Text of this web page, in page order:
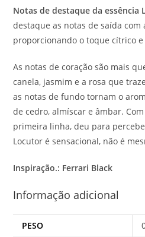
Notas de destaque da essência
destaque as notas de saída com
proporcionando o toque cítrico e
As notas de coração são mais
canela, jasmim e a rosa que
as notas de fundo tornam o
de cedro, almíscar e âmbar.
primeira linha, deu para
Locutor é sensacional, não é
Inspiração.: Ferrari Black
Informação adicional
PESO